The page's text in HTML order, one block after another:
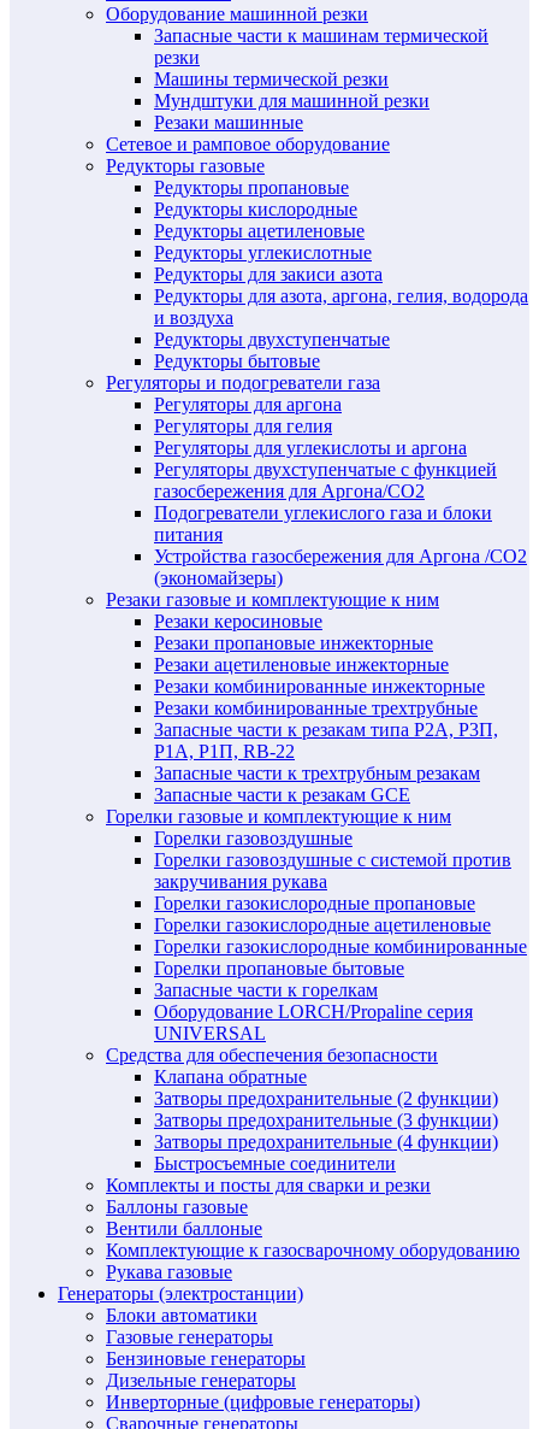
Оборудование машинной резки
Запасные части к машинам термической
резки
Машины термической резки
Мундштуки для машинной резки
Резаки машинные
Сетевое и рамповое оборудование
Редукторы газовые
Редукторы пропановые
Редукторы кислородные
Редукторы ацетиленовые
Редукторы углекислотные
Редукторы для закиси азота
Редукторы для азота, аргона, гелия, водорода
и воздуха
Редукторы двухступенчатые
Редукторы бытовые
Регуляторы и подогреватели газа
Регуляторы для аргона
Регуляторы для гелия
Регуляторы для углекислоты и аргона
Регуляторы двухступенчатые c функцией
газосбережения для Аргона/СО2
Подогреватели углекислого газа и блоки
питания
Устройства газосбережения для Аргона /СО2
(экономайзеры)
Резаки газовые и комплектующие к ним
Резаки керосиновые
Резаки пропановые инжекторные
Резаки ацетиленовые инжекторные
Резаки комбинированные инжекторные
Резаки комбинированные трехтрубные
Запасные части к резакам типа Р2А, Р3П,
Р1А, Р1П, RB-22
Запасные части к трехтрубным резакам
Запасные части к резакам GCE
Горелки газовые и комплектующие к ним
Горелки газовоздушные
Горелки газовоздушные с системой против
закручивания рукава
Горелки газокислородные пропановые
Горелки газокислородные ацетиленовые
Горелки газокислородные комбинированные
Горелки пропановые бытовые
Запасные части к горелкам
Оборудование LORCH/Propaline серия
UNIVERSAL
Средства для обеспечения безопасности
Клапана обратные
Затворы предохранительные (2 функции)
Затворы предохранительные (3 функции)
Затворы предохранительные (4 функции)
Быстросъемные соединители
Комплекты и посты для сварки и резки
Баллоны газовые
Вентили баллоные
Комплектующие к газосварочному оборудованию
Рукава газовые
Генераторы (электростанции)
Блоки автоматики
Газовые генераторы
Бензиновые генераторы
Дизельные генераторы
Инверторные (цифровые генераторы)
Сварочные генераторы